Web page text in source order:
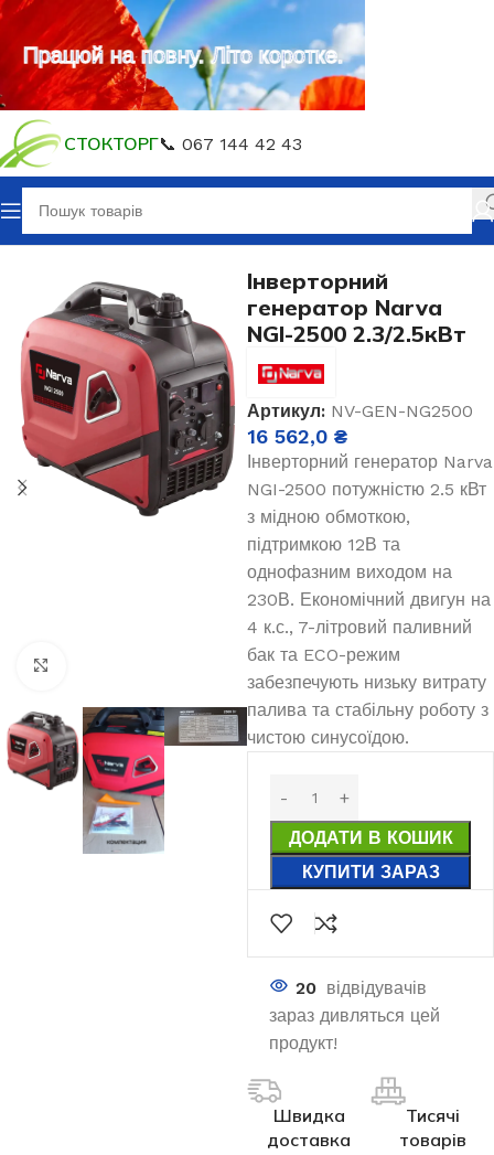
СТОКТОРГ📞 067 144 42 43
Головна Генератори
Клацніть, щоб збільшити
Інверторний
генератор Narva
NGI-2500 2.3/2.5кВт
Артикул: NV-GEN-NG2500
16 562,0 ₴
Інверторний генератор Narva
NGI-2500 потужністю 2.5 кВт
з мідною обмоткою,
підтримкою 12В та
однофазним виходом на
230В. Економічний двигун на
4 к.с., 7-літровий паливний
бак та ECO-режим
забезпечують низьку витрату
палива та стабільну роботу з
чистою синусоїдою.
ДОДАТИ В КОШИК
КУПИТИ ЗАРАЗ
20 відвідувачів
зараз дивляться цей
продукт!
Швидка
доставка
Тисячі
товарів
Працюй на повну. Літо коротке.